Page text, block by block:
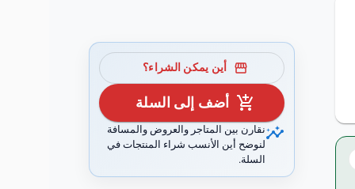
storefront أين يمكن الشراء؟
add_shopping_cart أضف إلى السلة
insightsنقارن بين المتاجر والعروض والمسافة
لنوضح أين الأنسب شراء المنتجات في
السلة.